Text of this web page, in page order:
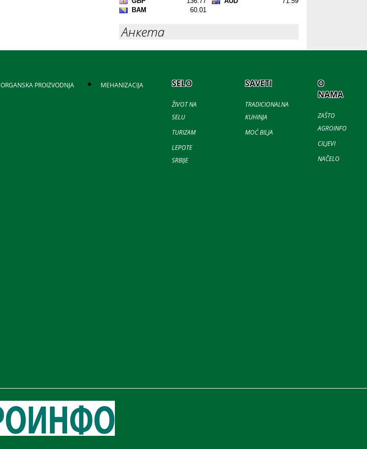
Анкета
ORGANSKA PROIZVODNJA MEHANIZACIJA SELO
ŽIVOT NA
SELU
TURIZAM
LEPOTE
SRBIJE
SAVETI
TRADICIONALNA
KUHINJA
MOĆ BILJA
O
NAMA
ZAŠTO
AGROINFO
CILJEVI
NAČELO